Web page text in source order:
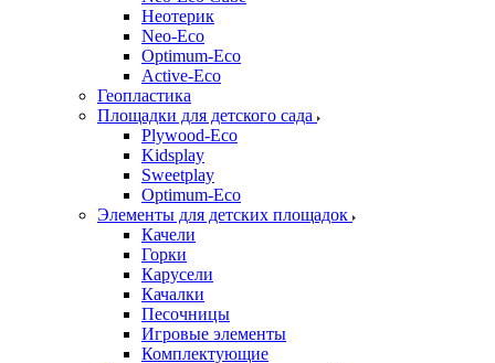
Неотерик
Neo-Eco
Оptimum-Еco
Active-Eco
Геопластика
Площадки для детского сада
Plywood-Eco
Kidsplay
Sweetplay
Оptimum-Еco
Элементы для детских площадок
Качели
Горки
Карусели
Качалки
Песочницы
Игровые элементы
Комплектующие